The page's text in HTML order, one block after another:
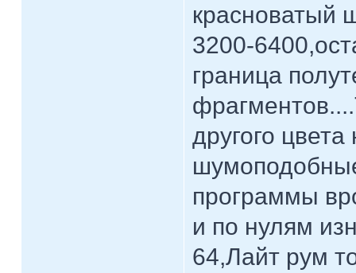
красноватый
3200-
граница
другого
программы
и по нулям
64,Лайт рум